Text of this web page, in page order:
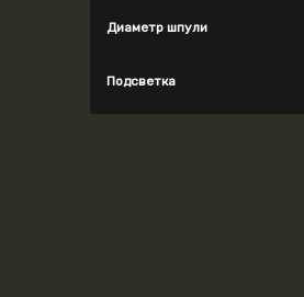
Диаметр шпули
Подсветка